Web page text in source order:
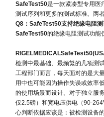
SafeTest50是一款紧凑型专用医
测试序列和更多的测试标准。两
Q8：SafeTest50支持绝缘电阻
SafeTest50的绝缘电阻测试功能
检测中最基础、最频繁的几项
工程部门而言，每天面对的是大
用中也可能因为操作失误或效率
的使用场景而设计。对于独立服
仅2.5磅）和宽电压供电（90-
心判断依据应该是：被检测设备